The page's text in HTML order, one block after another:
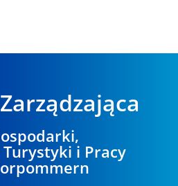
i Pracy